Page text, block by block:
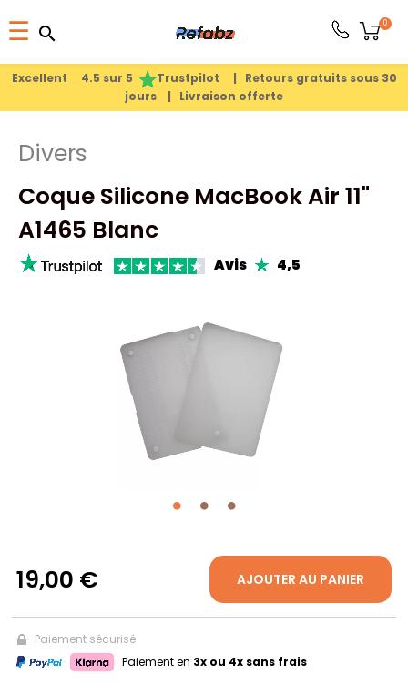
Excellent 4.5 sur 5 Trustpilot | Retours gratuits sous 30
jours | Livraison offerte
Basculer
la
navigation
☰ search
0
search
19,00 € AJOUTER AU PANIER
Paiement sécurisé
Paiement en 3x ou 4x sans frais
Divers
Coque Silicone MacBook Air 11"
A1465 Blanc
Avis 4,5
search
PRODUITS
APPLE
PIÈCES
DÉTACHÉES
FR